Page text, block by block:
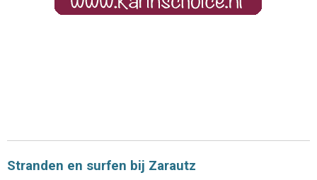
Stranden en surfen bij Zarautz